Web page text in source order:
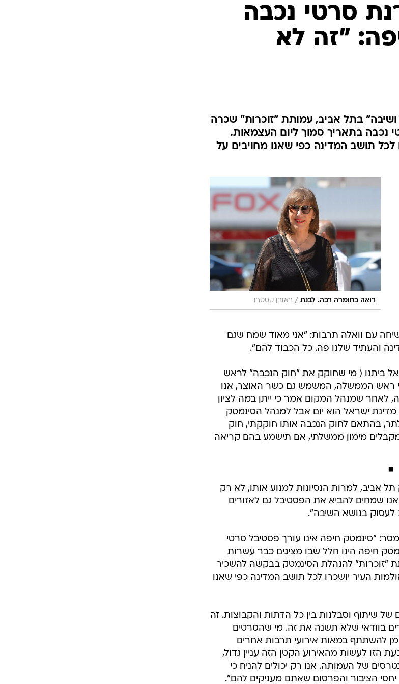
סרטי נכבה
"זה לא
מ"מ לסרטי נכבה ושיבה" בתל אביב, עמותת "זוכרות" שכרה
נכבה בתאריך סמוך ליום העצמאות.
תושב המדינה כפי שאנו מחויבים על
רואה בחומרה רבה. לבנת / ראובן קסטרו
עם וואלה תרבות: "אני מאוד שמח שגם
והעתיד שלנו פה. כל הכבוד להם".
ביתנו ( מי שחוקק את "חוק הנכבה" לראש
ראש הממשלה, המשמש גם כשר האוצר, אנו
לאחר שמנהל המקום אמר כי ייתן במה לציון
ישראל הוא יום אבל למנהל הסינמטק
בהתאם לחוק הנכבה אותו חוקקתי, חוק
מימון ממשלתי, אם תישמע בהם קריאה
אביב, למרות הנסיונות למנוע אותו, לא רק
שמחים להביא את הפסטיבל גם לאזורים
לעסוק בנושא השיבה".
"סינמטק חיפה אינו עורך פסטיבל סרטי
חיפה הינו חלל שבו מציגים כבר עשרות
"זוכרות" להנהלת הסינמטק בבקשה להשכיר
העיר יושכרו לכל תושב המדינה כפי שאנו
שיתוף וסבלנות בין כל הדתות והקבוצות. זה
בוודאי שלא תשנה את זה. מי שהסרטים
להשתתף במאות אירועי תרבות אחרים
הזו לעשות מהאירוע הקטן הזה עניין גדול,
של העמותה. אנו רק יכולים להניח כי
הציבור והפרסום שאתם מעניקים להם".